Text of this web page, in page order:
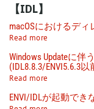
【IDL】
macOSにおけるデ
Read more
Windows Updateに
(IDL8.8.3/ENVI5.6.3以
Read more
ENVI/IDLが起動でき